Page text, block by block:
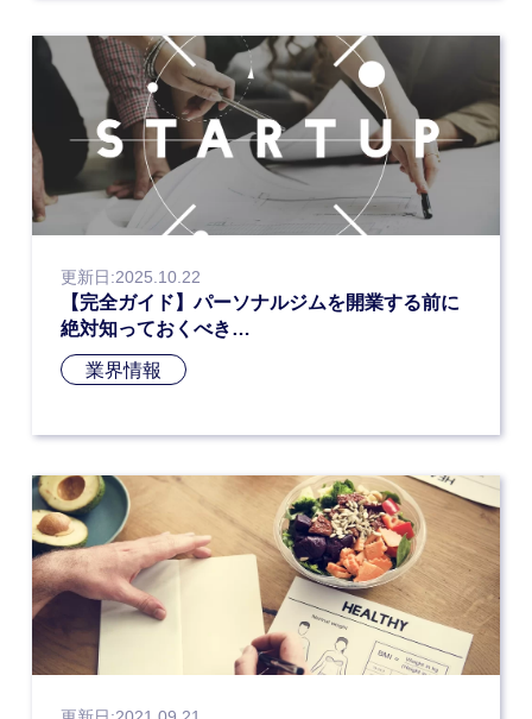
更新日:2025.10.22
【完全ガイド】パーソナルジムを開業する前に
絶対知っておくべき…
業界情報